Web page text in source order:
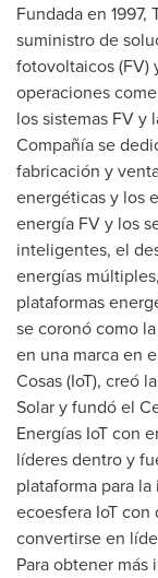
Fundada en 1997,
suministro de
fotovoltaicos (FV)
operaciones
los sistemas FV y
Compañía se
fabricación y
energéticas y los
energía FV y los
inteligentes, el
energías
plataformas
se coronó como
en una marca en
Cosas (IoT), creó
Solar y fundó el
Energías IoT con
líderes dentro y
plataforma para
ecoesfera IoT
convertirse en
Para obtener